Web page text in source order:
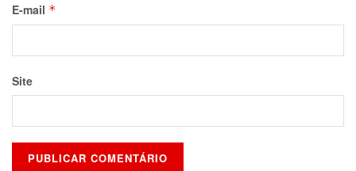
E-mail *
Site